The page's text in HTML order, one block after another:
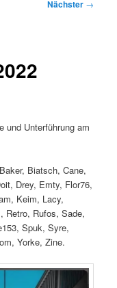
Nächster →
und Unterführung am
Biatsch, Cane,
Drey, Emty, Flor76,
Keim, Lacy,
Retro, Rufos, Sade,
Spuk, Syre,
Yorke, Zine.